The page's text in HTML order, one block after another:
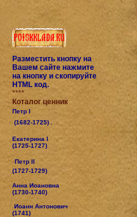
Разместить кнопку на
Вашем сайте нажмите
на кнопку и скопируйте
HTML код.
****
Коталог ценник
Петр I
(1682-1725) .
Екатерина I
(1725-1727)
Петр II
(1727-1729)
Анна Иоановна
(1730-1740)
Иоанн Антонович
(1741)